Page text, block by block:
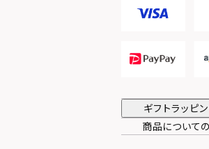
ギフトラッピ
商品について